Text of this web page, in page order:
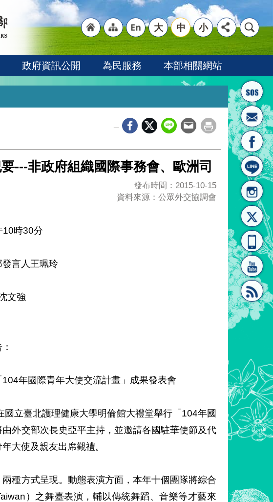
首頁
"網
站導
"英
文語
大 中 小
政府資訊公開 為民服務 本部相關網站
---非政府組織國際事務會、歐洲司
發布時間：2015-10-15
資料來源：公眾外交協調會
時30分
言人王珮玲
強
年國際青年大使交流計畫」成果發表會
立臺北護理健康大學明倫館大禮堂舉行「104年國
外交部次長史亞平主持，並邀請各國駐華使節及代
大使及親友出席觀禮。
種方式呈現。動態表演方面，本年十個團隊將綜合
）之舞臺表演，輔以傳統舞蹈、音樂等才藝來